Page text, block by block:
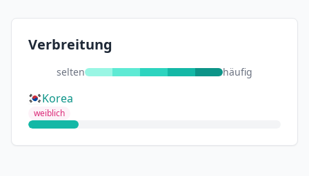
Verbreitung
selten häufig
Korea
weiblich